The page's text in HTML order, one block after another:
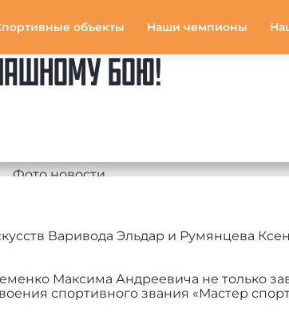
объекты Наши чемпионы
БОЮ!
Варивода Эльдар и Румянцева
Максима Андреевича не только
спортивного звания «Мастер